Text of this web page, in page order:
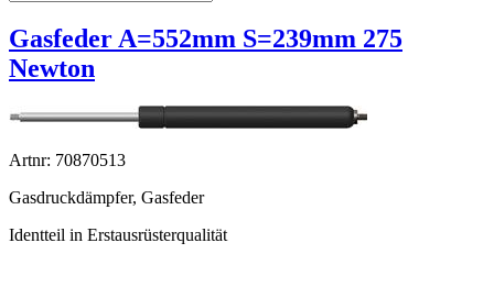
Gasfeder A=552mm S=239mm 275
Newton
Artnr: 70870513
Gasdruckdämpfer, Gasfeder
Identteil in Erstausrüsterqualität